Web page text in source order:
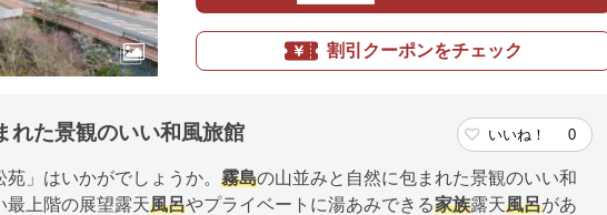
割引クーポンをチェック
れた景観のいい和風旅館 いいね！ 0
」はいかがでしょうか。 霧島の山並みと自然に包まれた景観のいい和
最上階の展望露天風呂やプライベートに湯あみできる家族露天風呂があ